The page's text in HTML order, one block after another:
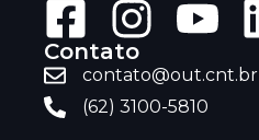
Contato
contato@out.cnt.br
(62) 3100-5810